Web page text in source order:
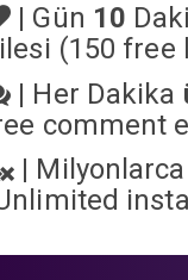
| Gün 10
(150 free
| Her Dakika
comment
| Milyonlarca